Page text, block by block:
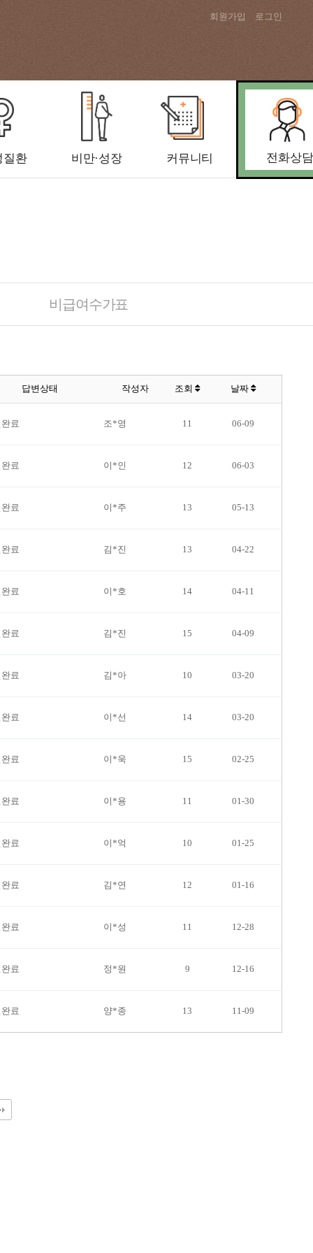
회원가입 로그인
질환 비만·성장 커뮤니티 전화상담
비급여수가표
답변상태 작성자 조회 날짜
료 조*영 11 06-09
료 이*인 12 06-03
료 이*주 13 05-13
료 김*진 13 04-22
료 이*호 14 04-11
료 김*진 15 04-09
료 김*아 10 03-20
료 이*선 14 03-20
료 이*욱 15 02-25
료 이*용 11 01-30
료 이*억 10 01-25
료 김*연 12 01-16
료 이*성 11 12-28
료 정*원 9 12-16
료 양*종 13 11-09